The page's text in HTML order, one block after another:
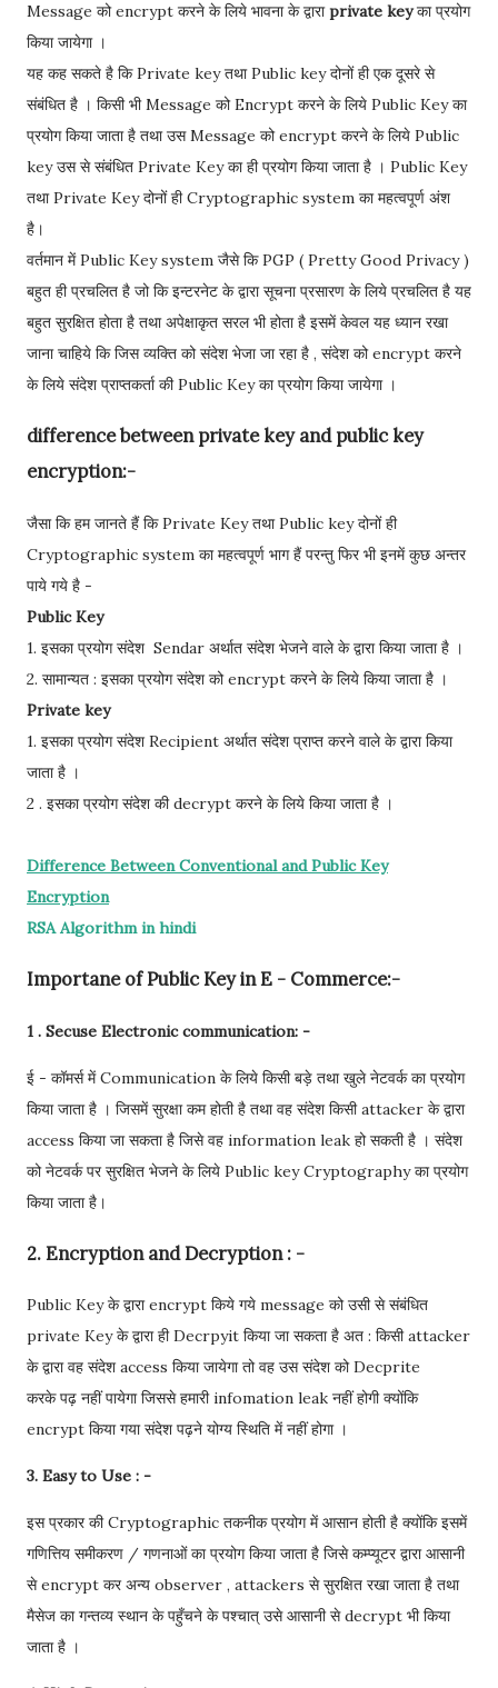
Message को encrypt करने के लिये भावना के द्वाराprivate keyका प्रयोग
किया जायेगा ।
यह कह सकते है कि Private key तथा Public key दोनों ही एक दूसरे से
संबंधित है । किसी भी Message को Encrypt करने के लिये Public Key का
प्रयोग किया जाता है तथा उस Message को encrypt करने के लिये Public
key उस से संबंधित Private Key का ही प्रयोग किया जाता है । Public Key
तथा Private Key दोनों ही Cryptographic system का महत्वपूर्ण अंश
है।
वर्तमान में Public Key system जैसे कि PGP ( Pretty Good Privacy )
बहुत ही प्रचलित है जो कि इन्टरनेट के द्वारा सूचना प्रसारण के लिये प्रचलित है यह
बहुत सुरक्षित होता है तथा अपेक्षाकृत सरल भी होता है इसमें केवल यह ध्यान रखा
जाना चाहिये कि जिस व्यक्ति को संदेश भेजा जा रहा है , संदेश को encrypt करने
के लिये संदेश प्राप्तकर्ता की Public Key का प्रयोग किया जायेगा ।
difference between private key and public key
encryption:-
जैसा कि हम जानते हैं कि Private Key तथा Public key दोनों ही
Cryptographic system का महत्वपूर्ण भाग हैं परन्तु फिर भी इनमें कुछ अन्तर
पाये गये है -
Public Key
1. इसका प्रयोग संदेश Sendar अर्थात संदेश भेजने वाले के द्वारा किया जाता है ।
2. सामान्यत : इसका प्रयोग संदेश को encrypt करने के लिये किया जाता है ।
Private key
1. इसका प्रयोग संदेश Recipient अर्थात संदेश प्राप्त करने वाले के द्वारा किया
जाता है ।
2 . इसका प्रयोग संदेश की decrypt करने के लिये किया जाता है ।
Difference Between Conventional and Public Key
Encryption
RSA Algorithm in hindi
Importane of Public Key in E - Commerce:-
1 . Secuse Electronic communication: -
ई - कॉमर्स में Communication के लिये किसी बड़े तथा खुले नेटवर्क का प्रयोग
किया जाता है । जिसमें सुरक्षा कम होती है तथा वह संदेश किसी attacker के द्वारा
access किया जा सकता है जिसे वह information leak हो सकती है । संदेश
को नेटवर्क पर सुरक्षित भेजने के लिये Public key Cryptography का प्रयोग
किया जाता है।
2. Encryption and Decryption : -
Public Key के द्वारा encrypt किये गये message को उसी से संबंधित
private Key के द्वारा ही Decrpyit किया जा सकता है अत : किसी attacker
के द्वारा वह संदेश access किया जायेगा तो वह उस संदेश को Decprite
करके पढ़ नहीं पायेगा जिससे हमारी infomation leak नहीं होगी क्योंकि
encrypt किया गया संदेश पढ़ने योग्य स्थिति में नहीं होगा ।
3. Easy to Use : -
इस प्रकार की Cryptographic तकनीक प्रयोग में आसान होती है क्योंकि इसमें
गणित्तिय समीकरण / गणनाओं का प्रयोग किया जाता है जिसे कम्प्यूटर द्वारा आसानी
से encrypt कर अन्य observer , attackers से सुरक्षित रखा जाता है तथा
मैसेज का गन्तव्य स्थान के पहुँचने के पश्चात् उसे आसानी से decrypt भी किया
जाता है ।